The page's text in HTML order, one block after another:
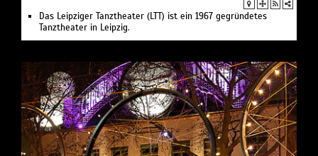
Das Leipziger Tanztheater (LTT) ist ein 1967 gegründetes
Tanztheater in Leipzig.